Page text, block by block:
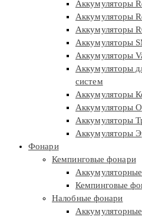
Аккумуляторы
Аккумуляторы
Аккумуляторы
Аккумуляторы
Аккумуляторы
Аккумуляторы
систем
Аккумуляторы
Аккумуляторы
Аккумуляторы
Аккумуляторы
Фонари
Кемпинговые фонари
Кемпинговые
Налобные фонари